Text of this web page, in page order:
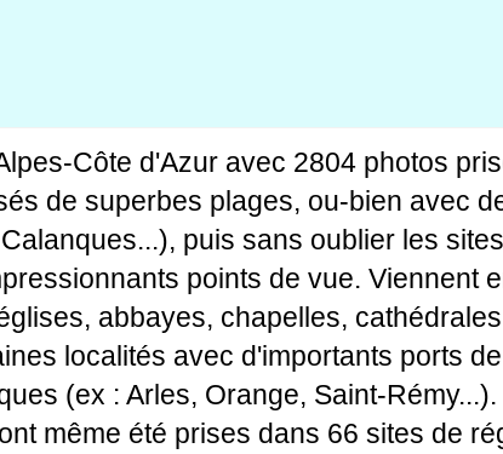
Côte d'Azur avec 2804 photos
de superbes plages, ou-bien avec
puis sans oublier les
points de vue. Viennent
abbayes, chapelles,
localités avec d'importants ports
(ex : Arles, Orange, Saint-
même été prises dans 66 sites de